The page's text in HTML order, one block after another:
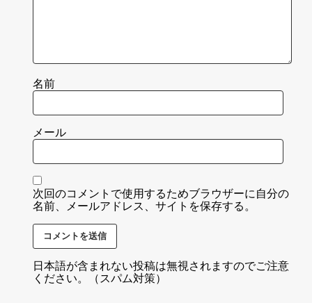
名前
メール
次回のコメントで使用するためブラウザーに自分の
名前、メールアドレス、サイトを保存する。
日本語が含まれない投稿は無視されますのでご注意
ください。（スパム対策）